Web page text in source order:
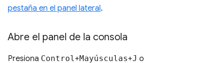
pestaña en el panel lateral.
Abre el panel de la consola
Presiona Control+Mayúsculas+J o